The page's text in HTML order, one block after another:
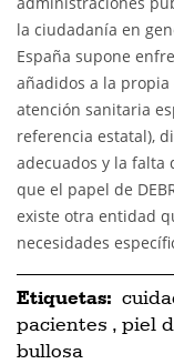
la ciudadanía en
España supone
añadidos a la
atención sanitaria
referencia estatal),
adecuados y la falta
que el papel de
existe otra entidad
necesidades
Etiquetas:
pacientes , piel
bullosa